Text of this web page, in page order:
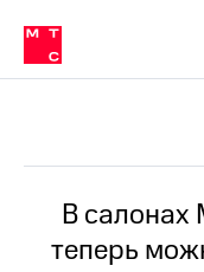
Медиа-центр
и акционерам
Устойчивое развитие
Комплаенс и деловая
компании
Карьера
История
компании
в МТС
Пресс-
релизы
В салонах
теперь